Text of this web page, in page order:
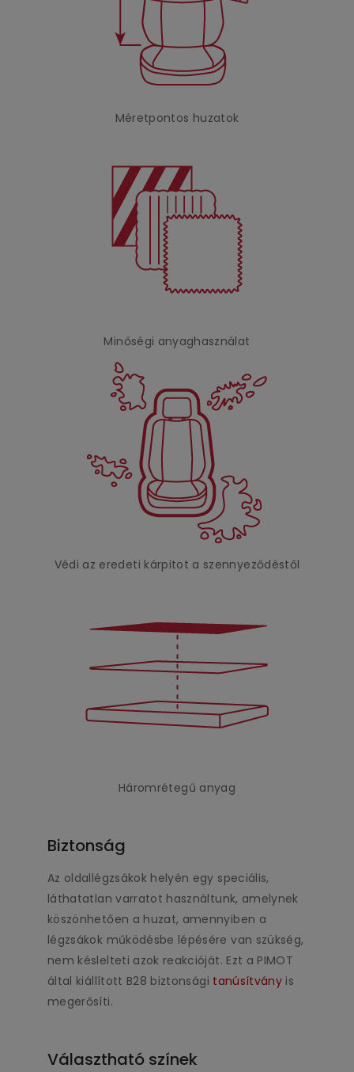
Méretpontos huzatok
Minőségi anyaghasználat
Védi az eredeti kárpitot a szennyeződéstől
Háromrétegű anyag
Biztonság
Az oldallégzsákok helyén egy speciális,
láthatatlan varratot használtunk, amelynek
köszönhetően a huzat, amennyiben a
légzsákok működésbe lépésére van szükség,
nem késlelteti azok reakcióját. Ezt a PIMOT
által kiállított B28 biztonsági tanúsítvány is
megerősíti.
Választható színek